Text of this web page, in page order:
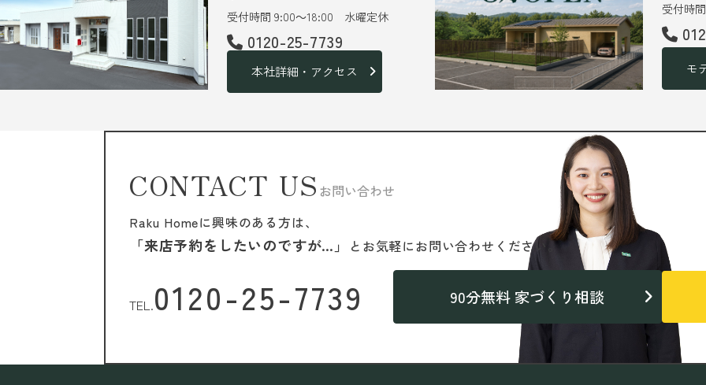
受付時間 9:00～18:00 水曜定休
0120-25-7739
本社詳細・アクセス
受付時
モ
CONTACT US お問い合わせ
Raku Homeに興味のある方は、
「来店予約をしたいのですが…」 と お気軽にお問い合わせください。
TEL.0120-25-7739 90分無料 家づくり相談